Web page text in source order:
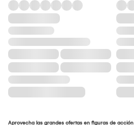
Aprovecha las grandes ofertas en figuras de acción